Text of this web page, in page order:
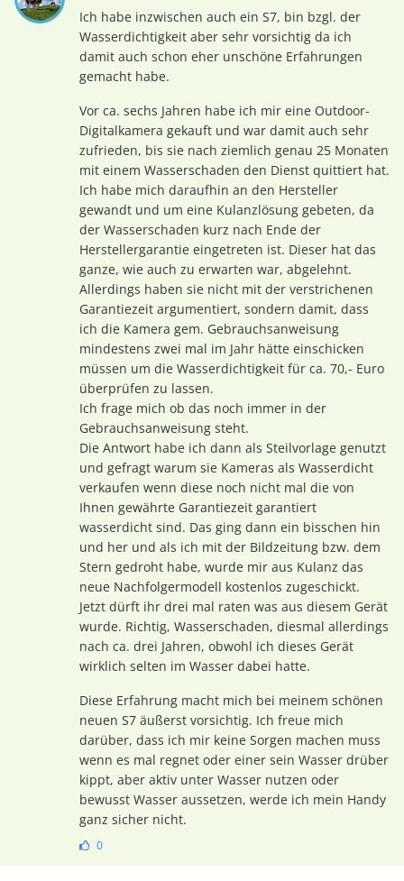
Ich habe inzwischen auch ein S7, bin bzgl. der
Wasserdichtigkeit aber sehr vorsichtig da ich
damit auch schon eher unschöne Erfahrungen
gemacht habe.
Vor ca. sechs Jahren habe ich mir eine Outdoor-
Digitalkamera gekauft und war damit auch sehr
zufrieden, bis sie nach ziemlich genau 25 Monaten
mit einem Wasserschaden den Dienst quittiert hat.
Ich habe mich daraufhin an den Hersteller
gewandt und um eine Kulanzlösung gebeten, da
der Wasserschaden kurz nach Ende der
Herstellergarantie eingetreten ist. Dieser hat das
ganze, wie auch zu erwarten war, abgelehnt.
Allerdings haben sie nicht mit der verstrichenen
Garantiezeit argumentiert, sondern damit, dass
ich die Kamera gem. Gebrauchsanweisung
mindestens zwei mal im Jahr hätte einschicken
müssen um die Wasserdichtigkeit für ca. 70,- Euro
überprüfen zu lassen.
Ich frage mich ob das noch immer in der
Gebrauchsanweisung steht.
Die Antwort habe ich dann als Steilvorlage genutzt
und gefragt warum sie Kameras als Wasserdicht
verkaufen wenn diese noch nicht mal die von
Ihnen gewährte Garantiezeit garantiert
wasserdicht sind. Das ging dann ein bisschen hin
und her und als ich mit der Bildzeitung bzw. dem
Stern gedroht habe, wurde mir aus Kulanz das
neue Nachfolgermodell kostenlos zugeschickt.
Jetzt dürft ihr drei mal raten was aus diesem Gerät
wurde. Richtig, Wasserschaden, diesmal allerdings
nach ca. drei Jahren, obwohl ich dieses Gerät
wirklich selten im Wasser dabei hatte.
Diese Erfahrung macht mich bei meinem schönen
neuen S7 äußerst vorsichtig. Ich freue mich
darüber, dass ich mir keine Sorgen machen muss
wenn es mal regnet oder einer sein Wasser drüber
kippt, aber aktiv unter Wasser nutzen oder
bewusst Wasser aussetzen, werde ich mein Handy
ganz sicher nicht.
0